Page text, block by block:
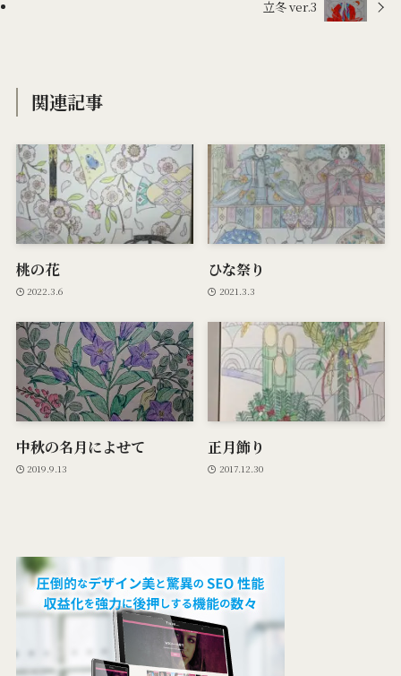
立冬 ver.3
関連記事
桃の花
2022.3.6
ひな祭り
2021.3.3
中秋の名月によせて
2019.9.13
正月飾り
2017.12.30